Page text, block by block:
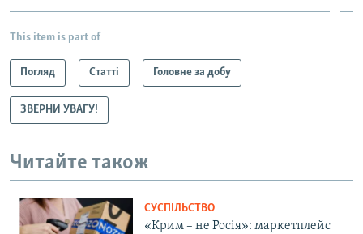
This item is part of
Погляд Статті Головне за добу
ЗВЕРНИ УВАГУ!
Читайте також
СУСПІЛЬСТВО
«Крим – не Росія»: маркетплейс